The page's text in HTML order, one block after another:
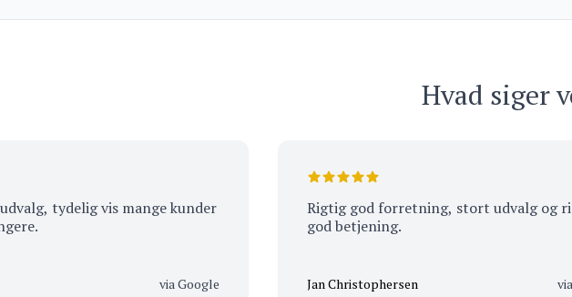
Hvad siger
tydelig vis mange kunder
via Google
Rigtig god forretning, stort udvalg og rigtig
god betjening.
Jan Christophersen via